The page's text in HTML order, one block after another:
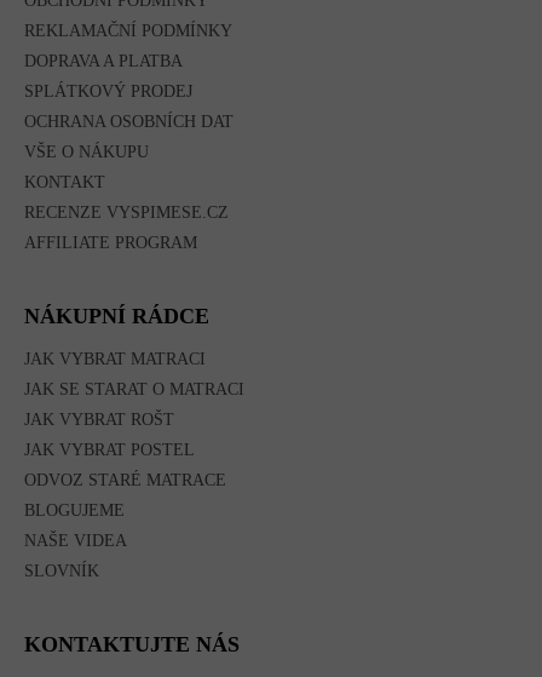
REKLAMAČNÍ PODMÍNKY
DOPRAVA A PLATBA
SPLÁTKOVÝ PRODEJ
OCHRANA OSOBNÍCH DAT
VŠE O NÁKUPU
KONTAKT
RECENZE VYSPIMESE.CZ
AFFILIATE PROGRAM
NÁKUPNÍ RÁDCE
JAK VYBRAT MATRACI
JAK SE STARAT O MATRACI
JAK VYBRAT ROŠT
JAK VYBRAT POSTEL
ODVOZ STARÉ MATRACE
BLOGUJEME
NAŠE VIDEA
SLOVNÍK
KONTAKTUJTE NÁS